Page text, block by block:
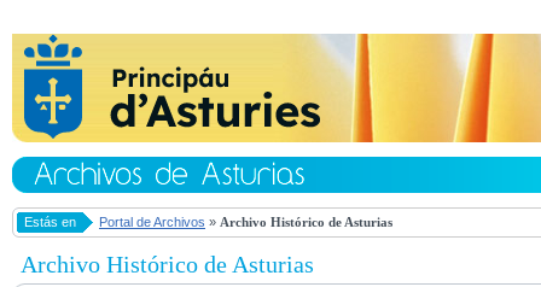
Estás en Portal de Archivos » Archivo Histórico de Asturias
Archivo Histórico de Asturias